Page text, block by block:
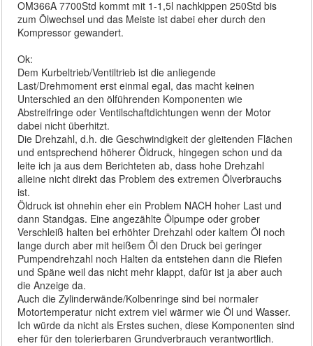
OM366A 7700Std kommt mit 1-1,5l nachkippen 250Std bis
zum Ölwechsel und das Meiste ist dabei eher durch den
Kompressor gewandert.
Ok:
Dem Kurbeltrieb/Ventiltrieb ist die anliegende
Last/Drehmoment erst einmal egal, das macht keinen
Unterschied an den ölführenden Komponenten wie
Abstreifringe oder Ventilschaftdichtungen wenn der Motor
dabei nicht überhitzt.
Die Drehzahl, d.h. die Geschwindigkeit der gleitenden Flächen
und entsprechend höherer Öldruck, hingegen schon und da
leite ich ja aus dem Berichteten ab, dass hohe Drehzahl
alleine nicht direkt das Problem des extremen Ölverbrauchs
ist.
Öldruck ist ohnehin eher ein Problem NACH hoher Last und
dann Standgas. Eine angezählte Ölpumpe oder grober
Verschleiß halten bei erhöhter Drehzahl oder kaltem Öl noch
lange durch aber mit heißem Öl den Druck bei geringer
Pumpendrehzahl noch Halten da entstehen dann die Riefen
und Späne weil das nicht mehr klappt, dafür ist ja aber auch
die Anzeige da.
Auch die Zylinderwände/Kolbenringe sind bei normaler
Motortemperatur nicht extrem viel wärmer wie Öl und Wasser.
Ich würde da nicht als Erstes suchen, diese Komponenten sind
eher für den tolerierbaren Grundverbrauch verantwortlich.